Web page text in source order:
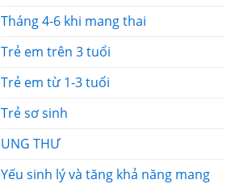
Tháng 4-6 khi mang thai
Trẻ em trên 3 tuổi
Trẻ em từ 1-3 tuổi
Trẻ sơ sinh
UNG THƯ
Yếu sinh lý và tăng khả năng mang